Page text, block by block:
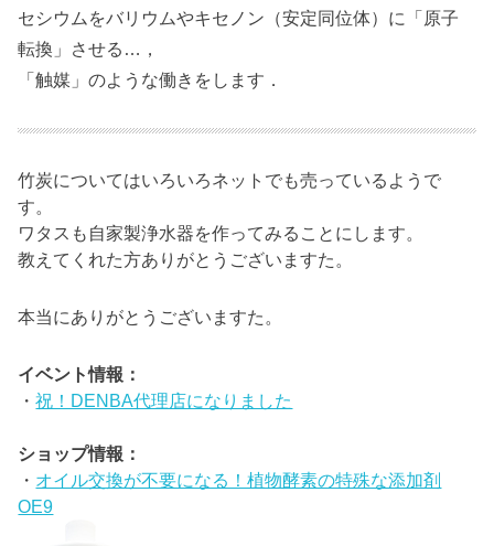
セシウムをバリウムやキセノン（安定同位体）に「原子
転換」させる…，
「触媒」のような働きをします．
竹炭についてはいろいろネットでも売っているようで
す。
ワタスも自家製浄水器を作ってみることにします。
教えてくれた方ありがとうございますた。
本当にありがとうございますた。
イベント情報：
・祝！DENBA代理店になりました
ショップ情報：
・ オイル交換が不要になる！植物酵素の特殊な添加剤
OE9